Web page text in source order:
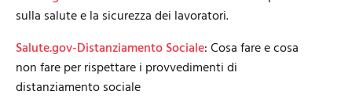
sulla salute e la sicurezza dei lavoratori.
Salute.gov-Distanziamento Sociale: Cosa fare e cosa
non fare per rispettare i provvedimenti di
distanziamento sociale